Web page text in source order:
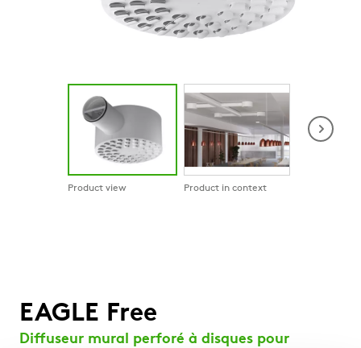
Product view Product in context
EAGLE Free
Diffuseur mural perforé à disques pour